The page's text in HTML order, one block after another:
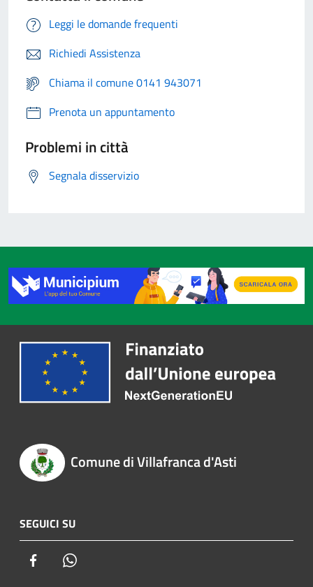
Leggi le domande frequenti
Richiedi Assistenza
Chiama il comune 0141 943071
Prenota un appuntamento
Problemi in città
Segnala disservizio
Comune di Villafranca d'Asti
SEGUICI SU
Facebook